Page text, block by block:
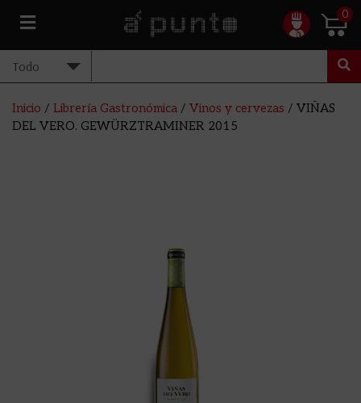
0
Inicio / Librería Gastronómica / Vinos y cervezas / VIÑAS
DEL VERO. GEWÜRZTRAMINER 2015